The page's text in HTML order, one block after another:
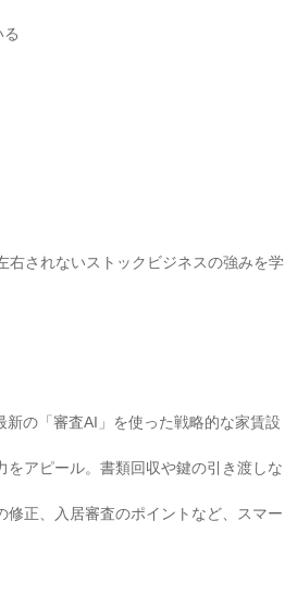
右されないストックビジネスの強みを学
新の「審査AI」を使った戦略的な家賃設
をアピール。書類回収や鍵の引き渡しな
修正、入居審査のポイントなど、スマー